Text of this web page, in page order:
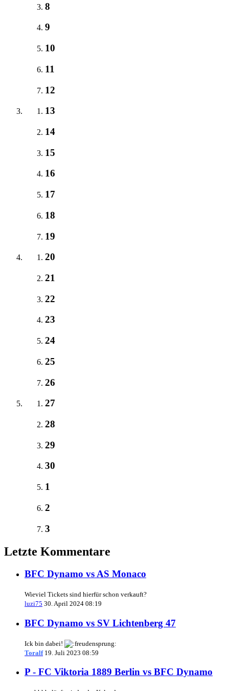
8
9
10
11
12
13
14
15
16
17
18
19
20
21
22
23
24
25
26
27
28
29
30
1
2
3
Letzte Kommentare
BFC Dynamo vs AS Monaco
Wieviel Tickets sind hierfür schon verkauft?
luzi75 30. April 2024 08:19
BFC Dynamo vs SV Lichtenberg 47
Ick bin dabei!
Toralf 19. Juli 2023 08:59
P - FC Viktoria 1889 Berlin vs BFC Dynamo